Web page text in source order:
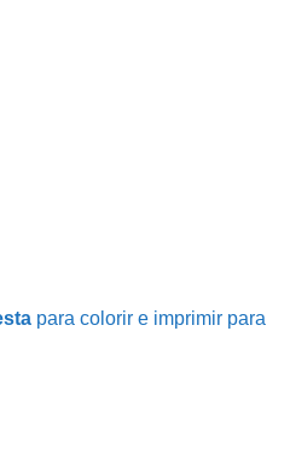
para colorir e imprimir para